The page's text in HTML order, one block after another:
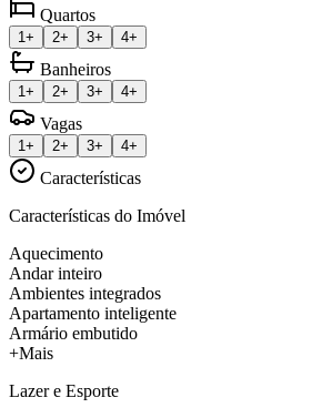
Quartos
1+ 2+ 3+ 4+
Banheiros
1+ 2+ 3+ 4+
Vagas
1+ 2+ 3+ 4+
Características
Características do Imóvel
Aquecimento
Andar inteiro
Ambientes integrados
Apartamento inteligente
Armário embutido
+Mais
Lazer e Esporte